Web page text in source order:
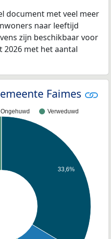
document met veel meer
naar leeftijd
zijn beschikbaar voor
2026 met het aantal
Faimes
Ongehuwd Verweduwd
33,6%